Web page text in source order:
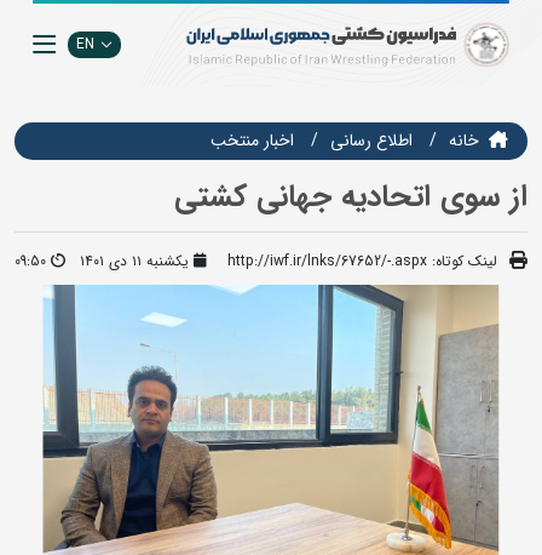
EN
خانه اطلاع رسانی اخبار منتخب
از سوی اتحادیه جهانی کشتی
لینک کوتاه: http://iwf.ir/lnks/67652/-.aspx یکشنبه ۱۱ دی ۱۴۰۱ 09:50